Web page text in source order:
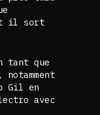
il sort
tant que
Gil en
avec